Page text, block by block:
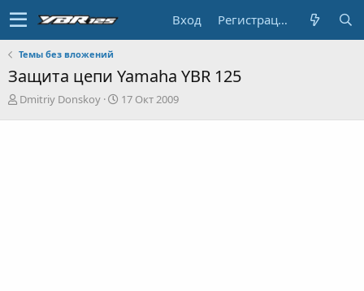
Вход Регистрация
Темы без вложений
Защита цепи Yamaha YBR 125
А
Dmitriy Donskoy
Д
17 Окт 2009